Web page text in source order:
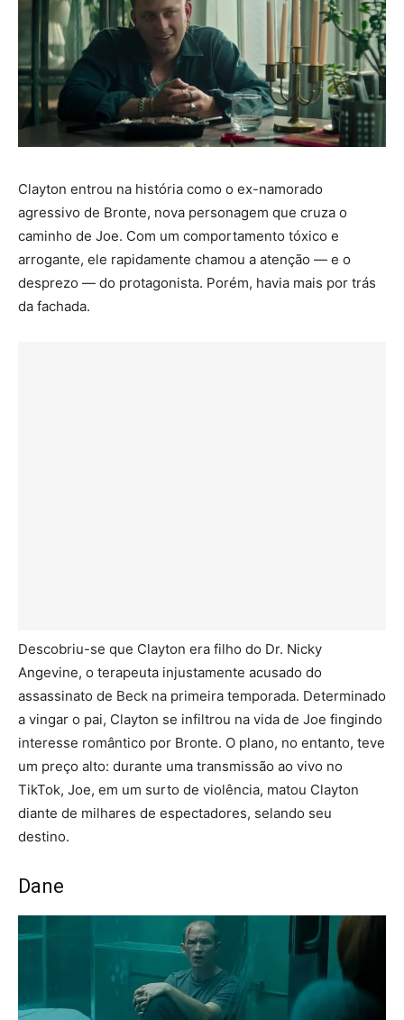
Clayton entrou na história como o ex-namorado
agressivo de Bronte, nova personagem que cruza o
caminho de Joe. Com um comportamento tóxico e
arrogante, ele rapidamente chamou a atenção — e o
desprezo — do protagonista. Porém, havia mais por trás
da fachada.
Descobriu-se que Clayton era filho do Dr. Nicky
Angevine, o terapeuta injustamente acusado do
assassinato de Beck na primeira temporada. Determinado
a vingar o pai, Clayton se infiltrou na vida de Joe fingindo
interesse romântico por Bronte. O plano, no entanto, teve
um preço alto: durante uma transmissão ao vivo no
TikTok, Joe, em um surto de violência, matou Clayton
diante de milhares de espectadores, selando seu
destino.
Dane